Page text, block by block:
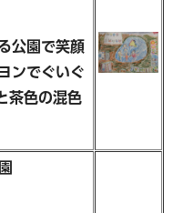
公園で笑顔
ンでぐいぐ
茶色の混色